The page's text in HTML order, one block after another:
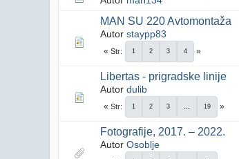
MAN SU 220 Avtomontaža
Autor staypp83
Str 1 2 3 4
Libertas - prigradske linije
Autor dulib
Str 1 2 3 ... 19
Fotografije, 2017. – 2022.
Autor Osoblje